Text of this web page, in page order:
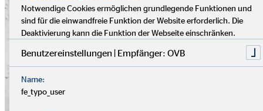
Notwendige Cookies ermöglichen grundlegende Funktionen und
sind für die einwandfreie Funktion der Website erforderlich. Die
Deaktivierung kann die Funktion der Webseite einschränken.
Benutzereinstellungen | Empfänger: OVB
Name:
fe_typo_user